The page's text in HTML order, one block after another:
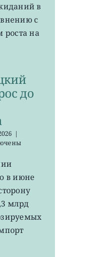
в
с
роста на
до
|
в июне
млрд